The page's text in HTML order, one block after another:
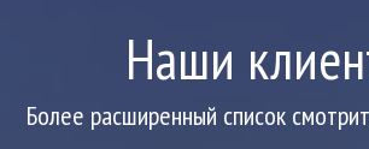
Наши
Более расширенный список